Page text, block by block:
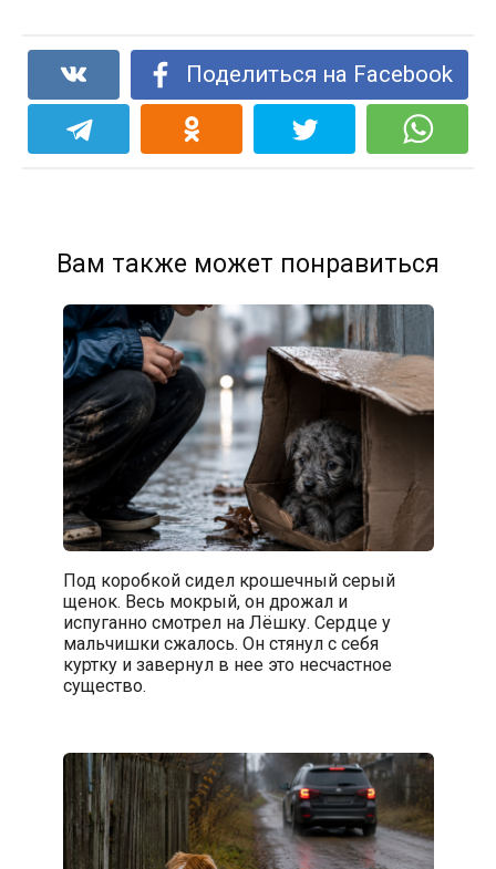
Поделиться на Facebook
Вам также может понравиться
Под коробкой сидел крошечный серый
щенок. Весь мокрый, он дрожал и
испуганно смотрел на Лёшку. Сердце у
мальчишки сжалось. Он стянул с себя
куртку и завернул в нее это несчастное
существо.